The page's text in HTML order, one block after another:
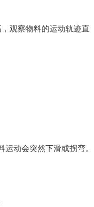
观察物料的运动轨迹直
动会突然下滑或拐弯。